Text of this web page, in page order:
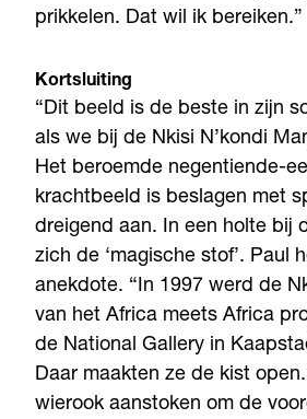
prikkelen. Dat wil ik bereiken.”
Kortsluiting
“Dit beeld is de beste in zijn
als we bij de Nkisi N’kondi
Het beroemde negentiende-
krachtbeeld is beslagen met
dreigend aan. In een holte bij
zich de ‘magische stof’. Paul
anekdote. “In 1997 werd de
van het Africa meets Africa
de National Gallery in
Daar maakten ze de kist
wierook aanstoken om de